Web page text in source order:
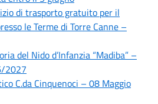
di trasporto gratuito per il
le Terme di Torre Canne –
del Nido d’Infanzia “Madiba” –
2027
C.da Cinquenoci – 08 Maggio